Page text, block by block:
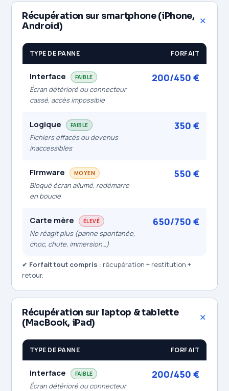
Récupération sur smartphone (iPhone,
Android)
TYPE DE PANNE FORFAIT
Interface FAIBLE
Écran détérioré ou connecteur
cassé, accès impossible
200/450 €
Logique FAIBLE
Fichiers effacés ou devenus
inaccessibles
350 €
Firmware MOYEN
Bloqué écran allumé, redémarre
en boucle
550 €
Carte mère ÉLEVÉ
Ne réagit plus (panne spontanée,
choc, chute, immersion…)
650/750 €
✔ Forfait tout compris : récupération + restitution +
retour.
Récupération sur laptop & tablette
(MacBook, iPad)
TYPE DE PANNE FORFAIT
Interface FAIBLE
Écran détérioré ou connecteur
200/450 €